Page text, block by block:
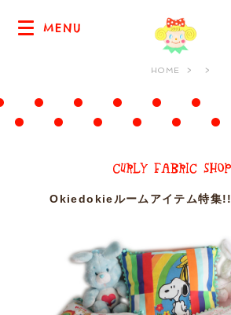
MENU
HOME
Okiedokieルームアイテム特集!!